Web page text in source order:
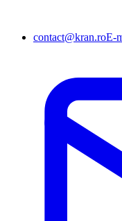
contact@kran.roE-